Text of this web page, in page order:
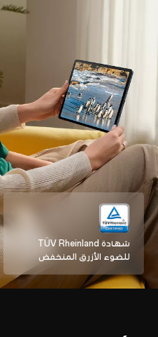
شهادة TÜV Rheinland
للضوء الأزرق المنخفض